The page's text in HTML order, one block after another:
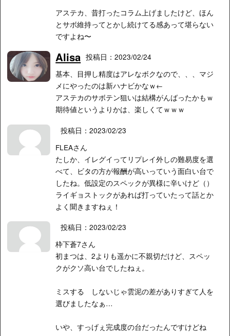
アステカ、昔打ったコラム上げましたけど、ほん
とサボ維持ってとかし続けてる感あって堪らない
ですよね〜
Alisa 投稿日：2023/02/24
基本、目押し精度はアレなボクなので、、、マジ
メにやったのは新ハナビかなｗ←
アステカのサボテン狙いは結構がんばったかもｗ
期待値というよりかは、楽しくてｗｗｗ
投稿日：2023/02/23
FLEAさん
たしか、イレグイってリプレイ外しの難易度を選
べて、ビタの方が報酬が高いっていう面白い台で
したね。低設定のスペックが異様に辛いけど（）
ライギョストックがあれば打っていたって話とか
よく聞きますねぇ！
投稿日：2023/02/23
枠下蒼7さん
初まつは、2よりも遥かに不親切だけど、スペッ
クがクソ高い台でしたねぇ。
ミスする しないじゃ雲泥の差がありすぎて人を
選びましたなぁ…
いや、すっげぇ完成度の台だったんですけどね